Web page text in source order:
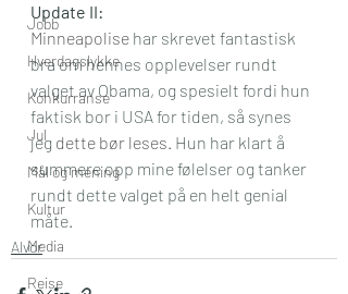
Jobb
Hverdagslykke
Konkurranse
Jul
Mål og mening
Kultur
Media
Reise
Update II:
Minneapolise har skrevet fantastisk
bra om hennes opplevelser rundt
valget av Obama, og spesielt fordi hun
faktisk bor i USA for tiden, så synes
jeg dette bør leses. Hun har klart å
summere opp mine følelser og tanker
rundt dette valget på en helt genial
måte.
Alvor